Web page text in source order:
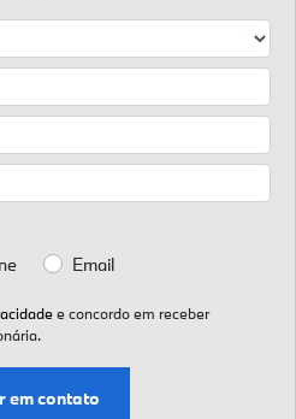
Email
e concordo em receber
em contato